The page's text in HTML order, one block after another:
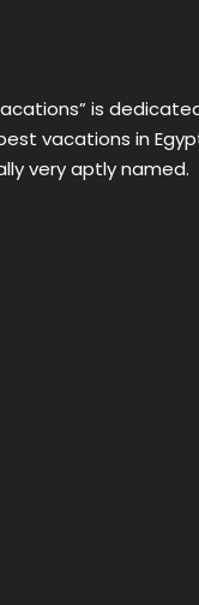
is
vacations in
very aptly named.